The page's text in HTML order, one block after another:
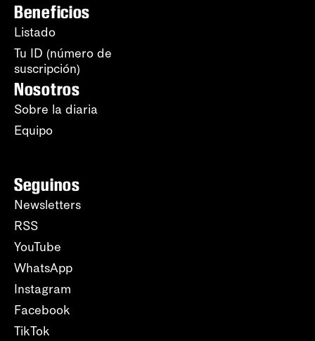
Beneficios
Listado
Tu ID (número de
suscripción)
Nosotros
Sobre la diaria
Equipo
Seguinos
Newsletters
RSS
YouTube
WhatsApp
Instagram
Facebook
TikTok